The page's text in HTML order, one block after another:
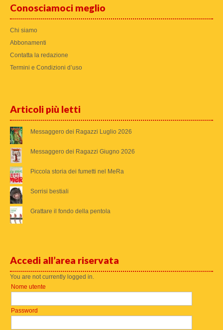
Conosciamoci meglio
Chi siamo
Abbonamenti
Contatta la redazione
Termini e Condizioni d’uso
Articoli più letti
Messaggero dei Ragazzi Luglio 2026
Messaggero dei Ragazzi Giugno 2026
Piccola storia dei fumetti nel MeRa
Sorrisi bestiali
Grattare il fondo della pentola
Accedi all’area riservata
You are not currently logged in.
Nome utente
Password